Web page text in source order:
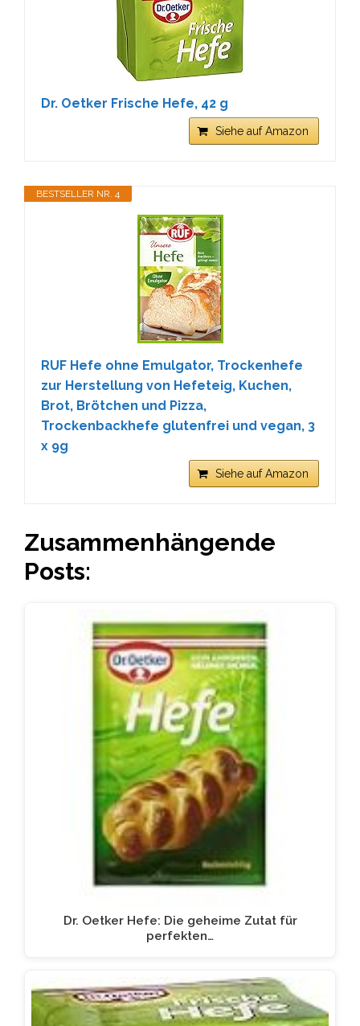
Dr. Oetker Frische Hefe, 42 g
Siehe auf Amazon
BESTSELLER NR. 4
RUF Hefe ohne Emulgator, Trockenhefe
zur Herstellung von Hefeteig, Kuchen,
Brot, Brötchen und Pizza,
Trockenbackhefe glutenfrei und vegan, 3
x 9g
Siehe auf Amazon
Zusammenhängende
Posts:
Dr. Oetker Hefe: Die geheime Zutat für
perfekten…